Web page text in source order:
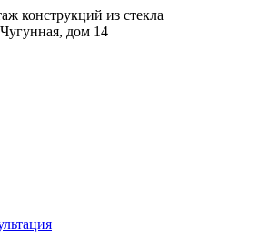
конструкций из стекла
дом 14